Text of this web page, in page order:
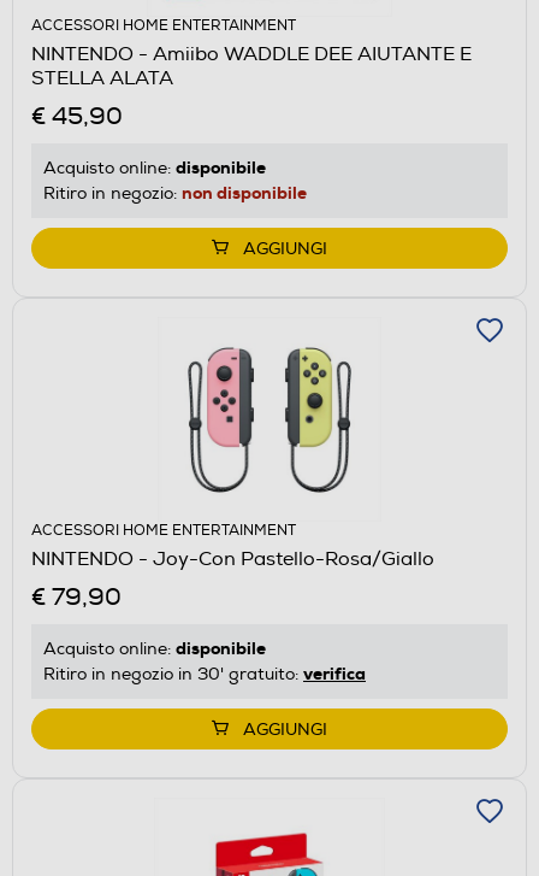
ACCESSORI HOME ENTERTAINMENT
NINTENDO - Amiibo WADDLE DEE AIUTANTE E
STELLA ALATA
€ 45,90
Acquisto online: disponibile
Ritiro in negozio: non disponibile
AGGIUNGI
ACCESSORI HOME ENTERTAINMENT
NINTENDO - Joy-Con Pastello-Rosa/Giallo
€ 79,90
Acquisto online: disponibile
Ritiro in negozio in 30' gratuito: verifica
AGGIUNGI